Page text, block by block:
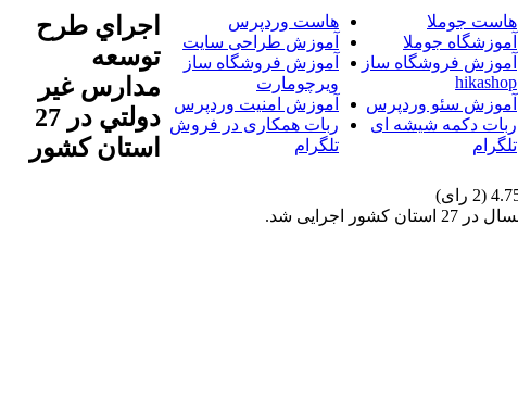
هاست جوملا
هاست وردپرس
آموزشگاه جوملا
آموزش طراحی سایت
آموزش فروشگاه ساز
hikashop
آموزش فروشگاه ساز
ویرچومارت
آموزش سئو وردپرس
آموزش امنیت وردپرس
ربات دکمه شیشه ای
تلگرام
ربات همکاری در فروش
تلگرام
اجراي طرح
توسعه
مدارس غير
دولتي در 27
استان کشور